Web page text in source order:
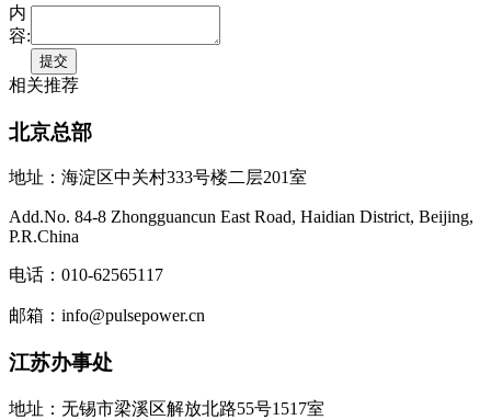
内
容:
相关推荐
北京总部
地址：海淀区中关村333号楼二层201室
Add.No. 84-8 Zhongguancun East Road, Haidian District, Beijing,
P.R.China
电话：010-62565117
邮箱：info@pulsepower.cn
江苏办事处
地址：无锡市梁溪区解放北路55号1517室